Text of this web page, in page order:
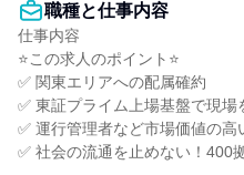
職種と仕事内容
仕事内容
⭐この求人のポイント⭐
✅ 関東エリアへの配属確約
✅ 東証プライム上場基盤で現場
✅ 運行管理者など市場価値の
✅ 社会の流通を止めない！400